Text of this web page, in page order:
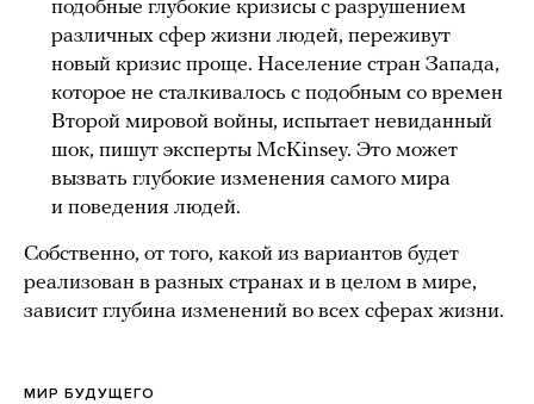
подобные глубокие кризисы с разрушением
различных сфер жизни людей, переживут
новый кризис проще. Население стран Запада,
которое не сталкивалось с подобным со времен
Второй мировой войны, испытает невиданный
шок, пишут эксперты McKinsey. Это может
вызвать глубокие изменения самого мира
и поведения людей.
Собственно, от того, какой из вариантов будет
реализован в разных странах и в целом в мире,
зависит глубина изменений во всех сферах жизни.
МИР БУДУЩЕГО